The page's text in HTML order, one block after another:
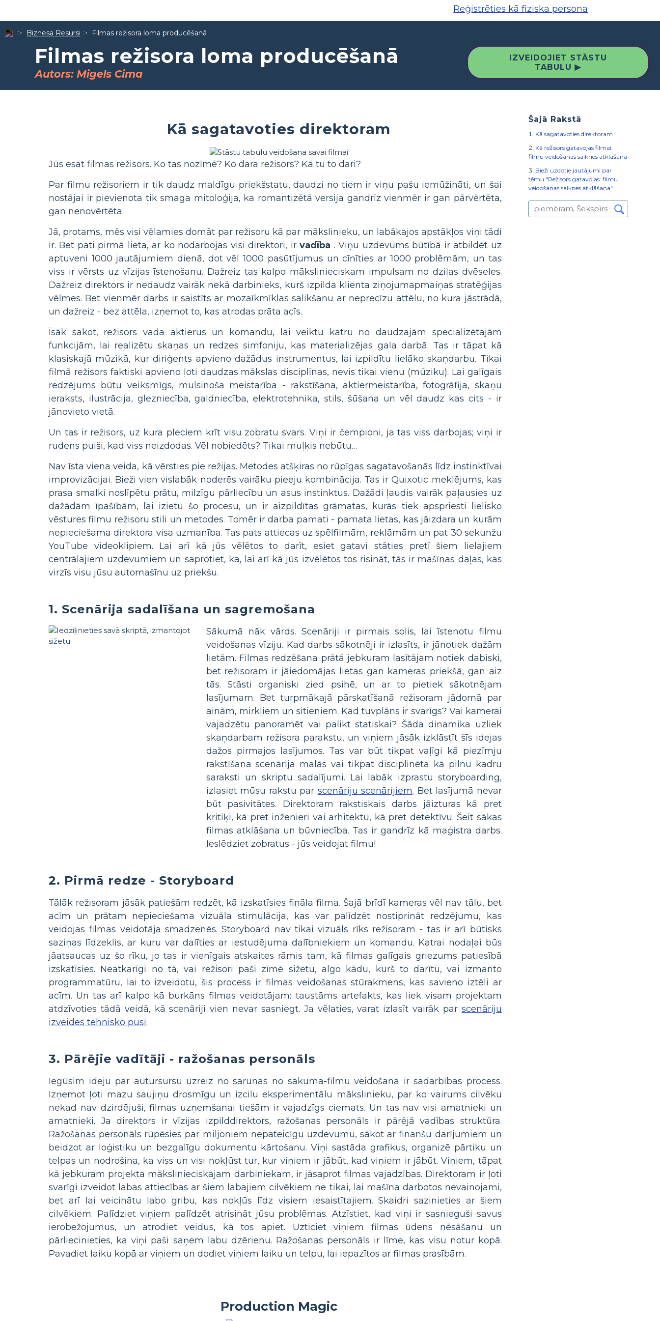
Reģistrēties kā fiziska persona
Biznesa Resursi Filmas režisora loma producēšanā
Filmas režisora loma producēšanā
Autors: Migels Cima
IZVEIDOJIET STĀSTU
TABULU ▶
Šajā Rakstā
Kā sagatavoties direktoram
Kā režisors gatavojas filmai:
filmu veidošanas saiknes atklāšana
Bieži uzdotie jautājumi par
tēmu "Režisors gatavojas: filmu
veidošanas saiknes atklāšana"
Kā sagatavoties direktoram
Jūs esat filmas režisors. Ko tas nozīmē? Ko dara režisors? Kā tu to dari?
Par filmu režisoriem ir tik daudz maldīgu priekšstatu, daudzi no tiem ir viņu pašu iemūžināti, un šai
nostājai ir pievienota tik smaga mitoloģija, ka romantizētā versija gandrīz vienmēr ir gan pārvērtēta,
gan nenovērtēta.
Jā, protams, mēs visi vēlamies domāt par režisoru kā par mākslinieku, un labākajos apstākļos viņi tādi
ir. Bet pati pirmā lieta, ar ko nodarbojas visi direktori, irvadība . Viņu uzdevums būtībā ir atbildēt uz
aptuveni 1000 jautājumiem dienā, dot vēl 1000 pasūtījumus un cīnīties ar 1000 problēmām, un tas
viss ir vērsts uz vīzijas īstenošanu. Dažreiz tas kalpo mākslinieciskam impulsam no dziļas dvēseles.
Dažreiz direktors ir nedaudz vairāk nekā darbinieks, kurš izpilda klienta ziņojumapmaiņas stratēģijas
vēlmes. Bet vienmēr darbs ir saistīts ar mozaīkmīklas salikšanu ar neprecīzu attēlu, no kura jāstrādā,
un dažreiz - bez attēla, izņemot to, kas atrodas prāta acīs.
Īsāk sakot, režisors vada aktierus un komandu, lai veiktu katru no daudzajām specializētajām
funkcijām, lai realizētu skaņas un redzes simfoniju, kas materializējas gala darbā. Tas ir tāpat kā
klasiskajā mūzikā, kur diriģents apvieno dažādus instrumentus, lai izpildītu lielāko skaņdarbu. Tikai
filmā režisors faktiski apvieno ļoti daudzas mākslas disciplīnas, nevis tikai vienu (mūziku). Lai galīgais
redzējums būtu veiksmīgs, mulsinoša meistarība - rakstīšana, aktiermeistarība, fotogrāfija, skaņu
ieraksts, ilustrācija, glezniecība, galdniecība, elektrotehnika, stils, šūšana un vēl daudz kas cits - ir
jānovieto vietā.
Un tas ir režisors, uz kura pleciem krīt visu zobratu svars. Viņi ir čempioni, ja tas viss darbojas; viņi ir
rudens puiši, kad viss neizdodas. Vēl nobiedēts? Tikai muļķis nebūtu…
Nav īsta viena veida, kā vērsties pie režijas. Metodes atšķiras no rūpīgas sagatavošanās līdz instinktīvai
improvizācijai. Bieži vien vislabāk noderēs vairāku pieeju kombinācija. Tas ir Quixotic meklējums, kas
prasa smalki noslīpētu prātu, milzīgu pārliecību un asus instinktus. Dažādi ļaudis vairāk paļausies uz
dažādām īpašībām, lai izietu šo procesu, un ir aizpildītas grāmatas, kurās tiek apspriesti lielisko
vēstures filmu režisoru stili un metodes. Tomēr ir darba pamati - pamata lietas, kas jāizdara un kurām
nepieciešama direktora visa uzmanība. Tas pats attiecas uz spēlfilmām, reklāmām un pat 30 sekunžu
YouTube videoklipiem. Lai arī kā jūs vēlētos to darīt, esiet gatavi stāties pretī šiem lielajiem
centrālajiem uzdevumiem un saprotiet, ka, lai arī kā jūs izvēlētos tos risināt, tās ir mašīnas daļas, kas
virzīs visu jūsu automašīnu uz priekšu.
1. Scenārija sadalīšana un sagremošana
Sākumā nāk vārds. Scenāriji ir pirmais solis, lai īstenotu filmu
veidošanas vīziju. Kad darbs sākotnēji ir izlasīts, ir jānotiek dažām
lietām. Filmas redzēšana prātā jebkuram lasītājam notiek dabiski,
bet režisoram ir jāiedomājas lietas gan kameras priekšā, gan aiz
tās. Stāsti organiski zied psihē, un ar to pietiek sākotnējam
lasījumam. Bet turpmākajā pārskatīšanā režisoram jādomā par
ainām, mirkļiem un sitieniem. Kad tuvplāns ir svarīgs? Vai kamerai
vajadzētu panoramēt vai palikt statiskai? Šāda dinamika uzliek
skaņdarbam režisora parakstu, un viņiem jāsāk izklāstīt šīs idejas
dažos pirmajos lasījumos. Tas var būt tikpat vaļīgi kā piezīmju
rakstīšana scenārija malās vai tikpat disciplinēta kā pilnu kadru
saraksti un skriptu sadalījumi. Lai labāk izprastu storyboarding,
izlasiet mūsu rakstu par scenāriju scenārijiem. Bet lasījumā nevar
būt pasivitātes. Direktoram rakstiskais darbs jāizturas kā pret
kritiķi, kā pret inženieri vai arhitektu, kā pret detektīvu. Šeit sākas
filmas atklāšana un būvniecība. Tas ir gandrīz kā maģistra darbs.
Ieslēdziet zobratus - jūs veidojat filmu!
2. Pirmā redze - Storyboard
Tālāk režisoram jāsāk patiešām redzēt, kā izskatīsies fināla filma. Šajā brīdī kameras vēl nav tālu, bet
acīm un prātam nepieciešama vizuāla stimulācija, kas var palīdzēt nostiprināt redzējumu, kas
veidojas filmas veidotāja smadzenēs. Storyboard nav tikai vizuāls rīks režisoram - tas ir arī būtisks
saziņas līdzeklis, ar kuru var dalīties ar iestudējuma dalībniekiem un komandu. Katrai nodaļai būs
jāatsaucas uz šo rīku, jo tas ir vienīgais atskaites rāmis tam, kā filmas galīgais griezums patiesībā
izskatīsies. Neatkarīgi no tā, vai režisori paši zīmē sižetu, algo kādu, kurš to darītu, vai izmanto
programmatūru, lai to izveidotu, šis process ir filmas veidošanas stūrakmens, kas savieno iztēli ar
acīm. Un tas arī kalpo kā burkāns filmas veidotājam: taustāms artefakts, kas liek visam projektam
atdzīvoties tādā veidā, kā scenāriji vien nevar sasniegt. Ja vēlaties, varat izlasīt vairāk par scenāriju
izveides tehnisko pusi.
3. Pārējie vadītāji - ražošanas personāls
Iegūsim ideju par autursursu uzreiz no sarunas no sākuma-filmu veidošana ir sadarbības process.
Izņemot ļoti mazu saujiņu drosmīgu un izcilu eksperimentālu mākslinieku, par ko vairums cilvēku
nekad nav dzirdējuši, filmas uzņemšanai tiešām ir vajadzīgs ciemats. Un tas nav visi amatnieki un
amatnieki. Ja direktors ir vīzijas izpilddirektors, ražošanas personāls ir pārējā vadības struktūra.
Ražošanas personāls rūpēsies par miljoniem nepateicīgu uzdevumu, sākot ar finanšu darījumiem un
beidzot ar loģistiku un bezgalīgu dokumentu kārtošanu. Viņi sastāda grafikus, organizē pārtiku un
telpas un nodrošina, ka viss un visi nokļūst tur, kur viņiem ir jābūt, kad viņiem ir jābūt. Viņiem, tāpat
kā jebkuram projekta mākslinieciskajam darbiniekam, ir jāsaprot filmas vajadzības. Direktoram ir ļoti
svarīgi izveidot labas attiecības ar šiem labajiem cilvēkiem ne tikai, lai mašīna darbotos nevainojami,
bet arī lai veicinātu labo gribu, kas nokļūs līdz visiem iesaistītajiem. Skaidri sazinieties ar šiem
cilvēkiem. Palīdziet viņiem palīdzēt atrisināt jūsu problēmas. Atzīstiet, kad viņi ir sasnieguši savus
ierobežojumus, un atrodiet veidus, kā tos apiet. Uzticiet viņiem filmas ūdens nēsāšanu un
pārliecinieties, ka viņi paši saņem labu dzērienu. Ražošanas personāls ir līme, kas visu notur kopā.
Pavadiet laiku kopā ar viņiem un dodiet viņiem laiku un telpu, lai iepazītos ar filmas prasībām.
Production Magic